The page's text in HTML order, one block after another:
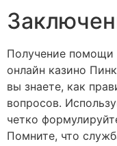
Получение помощи
онлайн казино
вы знаете, как
вопросов.
четко
Помните, что